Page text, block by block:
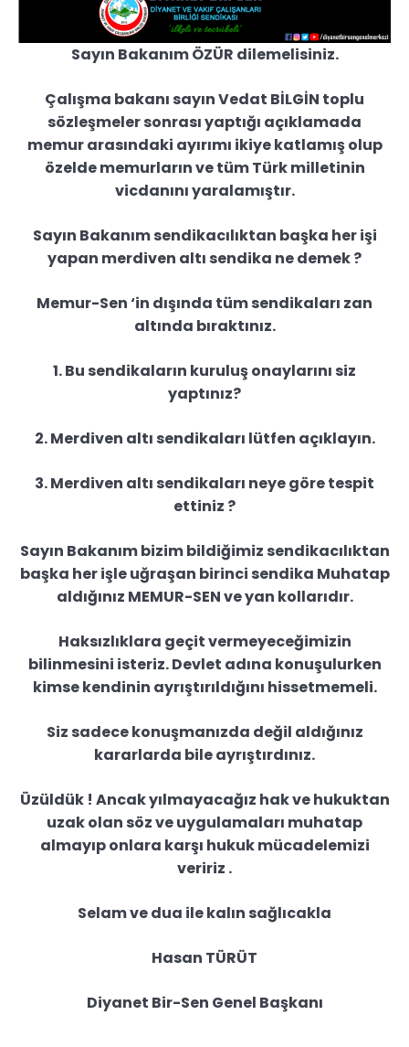
Sayın Bakanım ÖZÜR dilemelisiniz.
Çalışma bakanı sayın Vedat BİLGİN toplu
sözleşmeler sonrası yaptığı açıklamada
memur arasındaki ayırımı ikiye katlamış olup
özelde memurların ve tüm Türk milletinin
vicdanını yaralamıştır.
Sayın Bakanım sendikacılıktan başka her işi
yapan merdiven altı sendika ne demek ?
Memur-Sen ‘in dışında tüm sendikaları zan
altında bıraktınız.
1. Bu sendikaların kuruluş onaylarını siz
yaptınız?
2. Merdiven altı sendikaları lütfen açıklayın.
3. Merdiven altı sendikaları neye göre tespit
ettiniz ?
Sayın Bakanım bizim bildiğimiz sendikacılıktan
başka her işle uğraşan birinci sendika Muhatap
aldığınız MEMUR-SEN ve yan kollarıdır.
Haksızlıklara geçit vermeyeceğimizin
bilinmesini isteriz. Devlet adına konuşulurken
kimse kendinin ayrıştırıldığını hissetmemeli.
Siz sadece konuşmanızda değil aldığınız
kararlarda bile ayrıştırdınız.
Üzüldük ! Ancak yılmayacağız hak ve hukuktan
uzak olan söz ve uygulamaları muhatap
almayıp onlara karşı hukuk mücadelemizi
veririz .
Selam ve dua ile kalın sağlıcakla
Hasan TÜRÜT
Diyanet Bir-Sen Genel Başkanı